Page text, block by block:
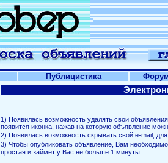
Публицистика
1) Появилась возможность удалять свои
появится иконка, нажав на которую объявление
2) Появилась возможность скрывать свой е-mail,
3) Чтобы опубликовать объявление, Вам
простая и займет у Вас не больше 1 минуты.